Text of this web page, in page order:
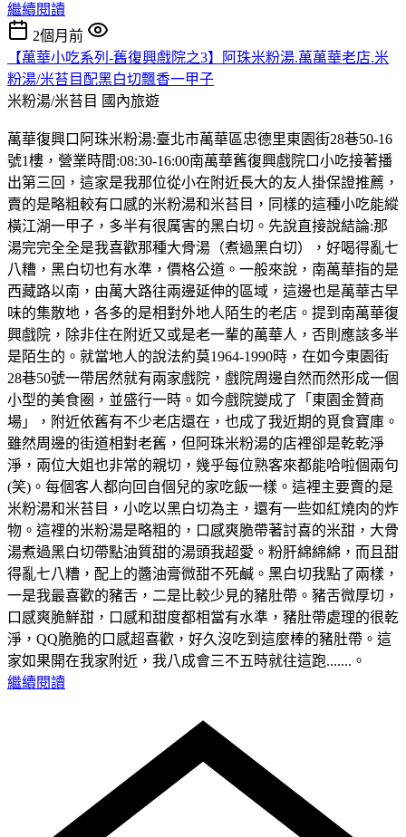
繼續閱讀
2個月前
【萬華小吃系列-舊復興戲院之3】阿珠米粉湯.萬萬華老店.米
粉湯/米苔目配黑白切飄香一甲子
米粉湯/米苔目 國內旅遊
萬華復興口阿珠米粉湯:臺北市萬華區忠德里東園街28巷50-16
號1樓，營業時間:08:30-16:00南萬華舊復興戲院口小吃接著播
出第三回，這家是我那位從小在附近長大的友人掛保證推薦，
賣的是略粗較有口感的米粉湯和米苔目，同樣的這種小吃能縱
橫江湖一甲子，多半有很厲害的黑白切。先說直接說結論:那
湯完完全全是我喜歡那種大骨湯（煮過黑白切），好喝得亂七
八糟，黑白切也有水準，價格公道。一般來說，南萬華指的是
西藏路以南，由萬大路往兩邊延伸的區域，這邊也是萬華古早
味的集散地，各多的是相對外地人陌生的老店。提到南萬華復
興戲院，除非住在附近又或是老一輩的萬華人，否則應該多半
是陌生的。就當地人的說法約莫1964-1990時，在如今東園街
28巷50號一帶居然就有兩家戲院，戲院周邊自然而然形成一個
小型的美食圈，並盛行一時。如今戲院變成了「東園金贊商
場」，附近依舊有不少老店還在，也成了我近期的覓食寶庫。
雖然周邊的街道相對老舊，但阿珠米粉湯的店裡卻是乾乾淨
淨，兩位大姐也非常的親切，幾乎每位熟客來都能哈啦個兩句
(笑)。每個客人都向回自個兒的家吃飯一樣。這裡主要賣的是
米粉湯和米苔目，小吃以黑白切為主，還有一些如紅燒肉的炸
物。這裡的米粉湯是略粗的，口感爽脆帶著討喜的米甜，大骨
湯煮過黑白切帶點油質甜的湯頭我超愛。粉肝綿綿綿，而且甜
得亂七八糟，配上的醬油膏微甜不死鹹。黑白切我點了兩樣，
一是我最喜歡的豬舌，二是比較少見的豬肚帶。豬舌微厚切，
口感爽脆鮮甜，口感和甜度都相當有水準，豬肚帶處理的很乾
淨，QQ脆脆的口感超喜歡，好久沒吃到這麼棒的豬肚帶。這
家如果開在我家附近，我八成會三不五時就往這跑.......。
繼續閱讀